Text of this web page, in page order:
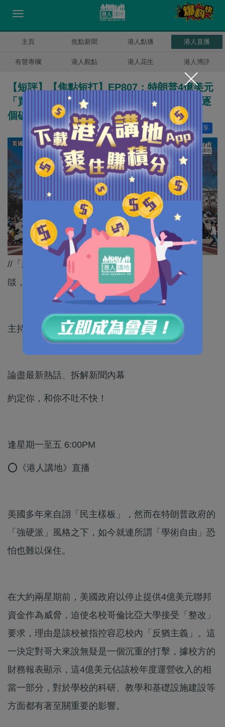
主頁 焦點新聞 港人點播 港人直播
有聲專欄 港人觀點 港人花生 港人博評
【短評】【焦點短打】EP807：特朗普4億美元
「買斷」哥大自主？ 美國「民主自由」謊言逐
個破產！
分享
讚好 11
//「順我者撥款，逆我者斷糧」，特朗普的霸凌氣
燄，已經從外交領域蔓延至國內教育等基礎面。//
主持：周潔莹
論盡最新熱話、拆解新聞內幕
約定你，和你不吐不快！
逢星期一至五 6:00PM
⭕《港人講地》直播
美國多年來自詡「民主樣板」，然而在特朗普政府的
「強硬派」風格之下，如今就連所謂「學術自由」恐
怕也難以保住。
在大約兩星期前，美國政府以停止提供4億美元聯邦
資金作為威脅，迫使名校哥倫比亞大學接受「整改」
要求，理由是該校被指控容忍校內「反猶主義」。這
一決定對哥大來說無疑是一個沉重的打擊，據校方的
財務報表顯示，這4億美元佔該校年度運營收入的相
當一部分，對於學校的科研、教學和基礎設施建設等
方面都有著至關重要的影響。